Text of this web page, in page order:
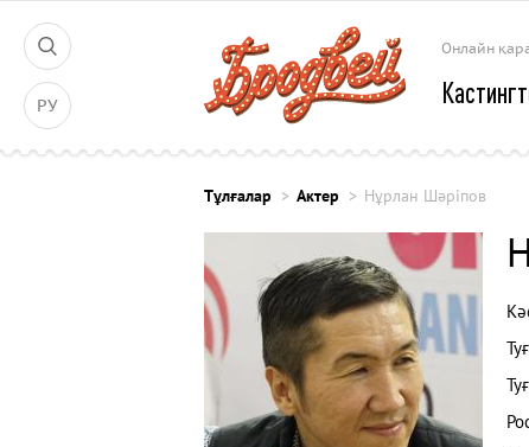
РУ
Онлайн
Тұлғалар Актер Нұрлан Шәріпов